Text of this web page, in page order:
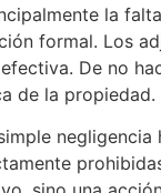
la
formal. Los
De no
de la propiedad.